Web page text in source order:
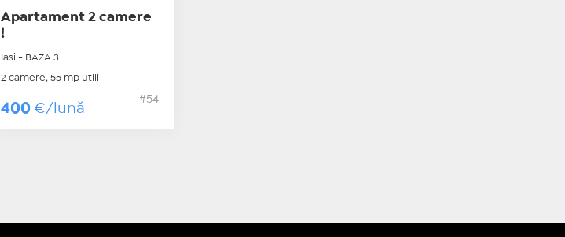
Apartament 2 camere
!
Iasi - BAZA 3
2 camere, 55 mp utili
400€/lună
#54